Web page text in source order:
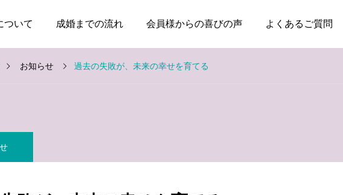
ついて 成婚までの流れ 会員様からの喜びの声 よくあるご質問
お知らせ 過去の失敗が、未来の幸せを育てる